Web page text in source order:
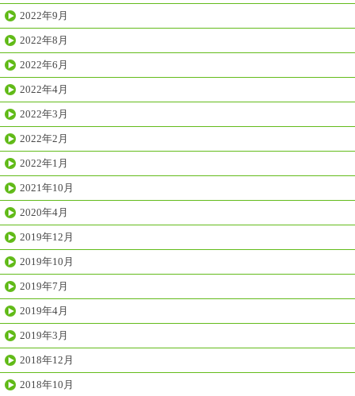
2022年9月
2022年8月
2022年6月
2022年4月
2022年3月
2022年2月
2022年1月
2021年10月
2020年4月
2019年12月
2019年10月
2019年7月
2019年4月
2019年3月
2018年12月
2018年10月